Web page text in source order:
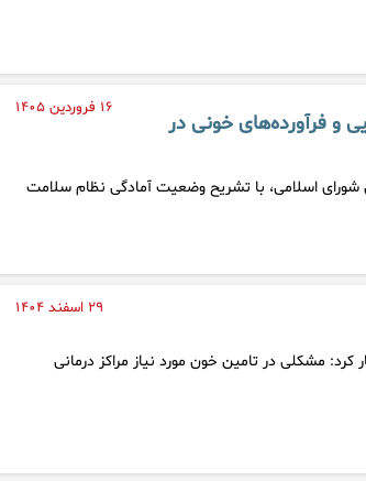
۱۶ فروردین ۱۴۰۵
و فرآورده‌های خونی در
اسلامی، با تشریح وضعیت آمادگی نظام سلامت
۲۹ اسفند ۱۴۰۴
کرد: مشکلی در تامین خون مورد نیاز مراکز درمانی